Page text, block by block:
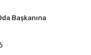
Başkanına